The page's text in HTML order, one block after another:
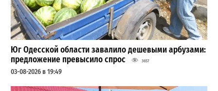
Юг Одесской области завалило дешевыми арбузами:
предложение превысило спрос
3657
03-08-2026 в 19:49